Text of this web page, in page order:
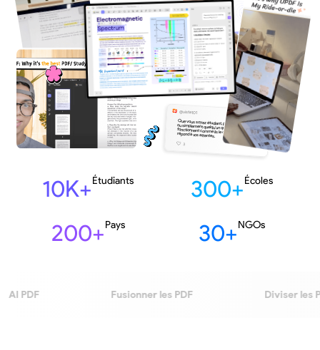
10K+Étudiants 300+Écoles
200+Pays 30+NGOs
Fusionner les PDF Diviser les PDF